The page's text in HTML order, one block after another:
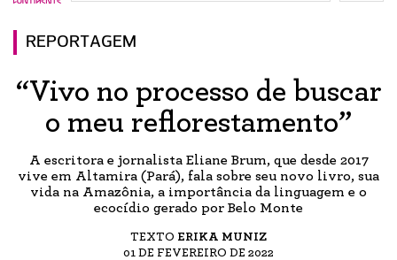
REPORTAGEM
“Vivo no processo de buscar
o meu reflorestamento”
A escritora e jornalista Eliane Brum, que desde 2017
vive em Altamira (Pará), fala sobre seu novo livro, sua
vida na Amazônia, a importância da linguagem e o
ecocídio gerado por Belo Monte
TEXTO ERIKA MUNIZ
01 DE FEVEREIRO DE 2022